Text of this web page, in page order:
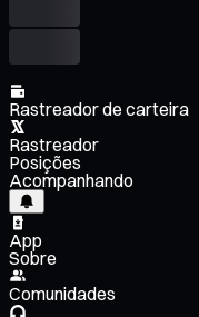
Rastreador de carteira
Rastreador
Posições
Acompanhando
App
Sobre
Comunidades